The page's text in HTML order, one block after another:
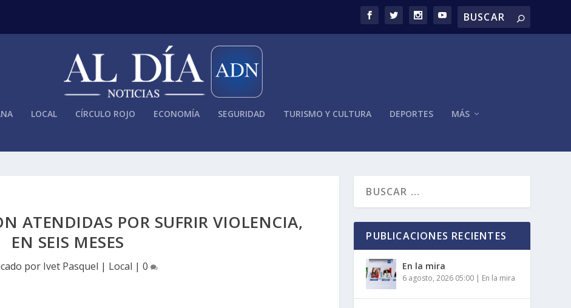
LOCAL CÍRCULO ROJO ECONOMÍA SEGURIDAD TURISMO Y CULTURA DEPORTES MÁS
ATENDIDAS POR SUFRIR VIOLENCIA,
EN SEIS MESES
por Ivet Pasquel | Local |0
PUBLICACIONES RECIENTES
En la mira
6 agosto, 2026 05:00 | En la mira